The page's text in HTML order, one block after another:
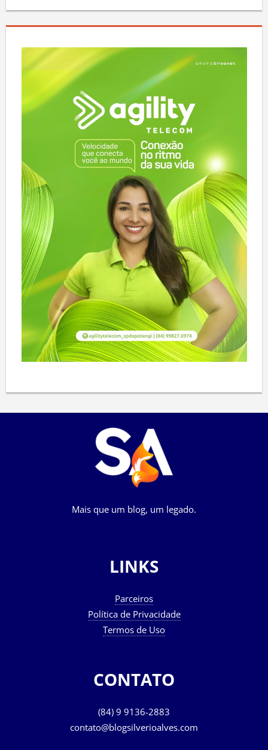
Mais que um blog, um legado.
LINKS
Parceiros
Política de Privacidade
Termos de Uso
CONTATO
(84) 9 9136-2883
contato@blogsilverioalves.com